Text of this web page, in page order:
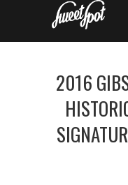
2016